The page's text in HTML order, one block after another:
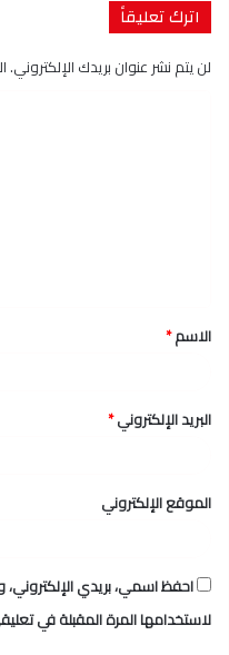
اترك تعليقاً
لن يتم نشر عنوان بريدك الإلكتروني.
*
الاسم*
البريد الإلكتروني*
الموقع الإلكتروني
احفظ اسمي، بريدي
لاستخدامها المرة المقبلة في